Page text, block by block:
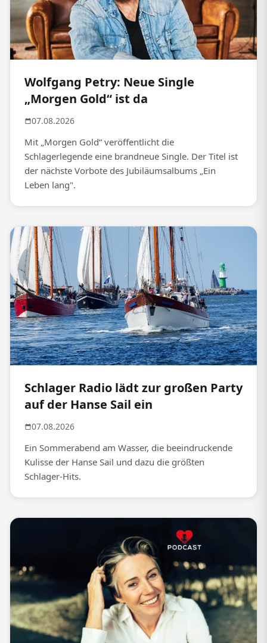
Wolfgang Petry: Neue Single
„Morgen Gold“ ist da
07.08.2026
Mit „Morgen Gold“ veröffentlicht die
Schlagerlegende eine brandneue Single. Der Titel ist
der nächste Vorbote des Jubiläumsalbums „Ein
Leben lang".
Schlager Radio lädt zur großen Party
auf der Hanse Sail ein
07.08.2026
Ein Sommerabend am Wasser, die beeindruckende
Kulisse der Hanse Sail und dazu die größten
Schlager-Hits.